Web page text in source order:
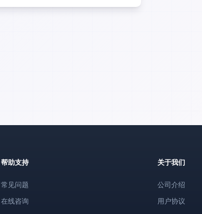
帮助支持
常见问题
在线咨询
关于我们
公司介绍
用户协议